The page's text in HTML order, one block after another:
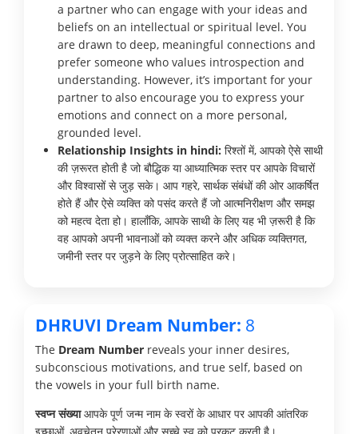
a partner who can engage with your ideas and
beliefs on an intellectual or spiritual level. You
are drawn to deep, meaningful connections and
prefer someone who values introspection and
understanding. However, it’s important for your
partner to also encourage you to express your
emotions and connect on a more personal,
grounded level.
Relationship Insights in hindi: रिश्तों में, आपको ऐसे साथी
की ज़रूरत होती है जो बौद्धिक या आध्यात्मिक स्तर पर आपके विचारों
और विश्वासों से जुड़ सके। आप गहरे, सार्थक संबंधों की ओर आकर्षित
होते हैं और ऐसे व्यक्ति को पसंद करते हैं जो आत्मनिरीक्षण और समझ
को महत्व देता हो। हालाँकि, आपके साथी के लिए यह भी ज़रूरी है कि
वह आपको अपनी भावनाओं को व्यक्त करने और अधिक व्यक्तिगत,
जमीनी स्तर पर जुड़ने के लिए प्रोत्साहित करे।
DHRUVI Dream Number: 8
The Dream Number reveals your inner desires,
subconscious motivations, and true self, based on
the vowels in your full birth name.
स्वप्न संख्याआपके पूर्ण जन्म नाम के स्वरों के आधार पर आपकी आंतरिक